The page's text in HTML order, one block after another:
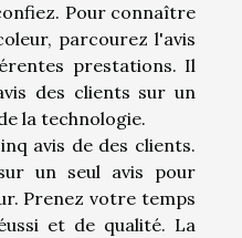
Pour connaître
parcourez l'avis
prestations. Il
des clients sur un
la technologie.
avis de des clients.
un seul avis pour
Prenez votre temps
et de qualité. La